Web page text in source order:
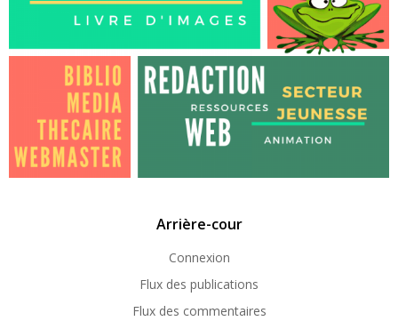
Arrière-cour
Connexion
Flux des publications
Flux des commentaires